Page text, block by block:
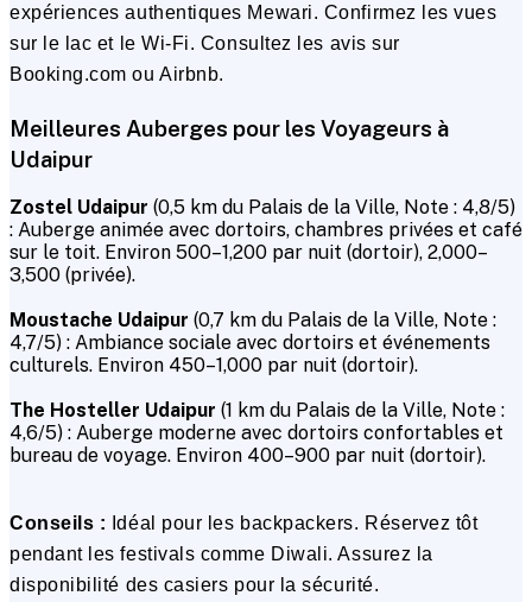
expériences authentiques Mewari. Confirmez les vues
sur le lac et le Wi-Fi. Consultez les avis sur
Booking.com ou Airbnb.
Meilleures Auberges pour les Voyageurs à
Udaipur
Zostel Udaipur (0,5 km du Palais de la Ville, Note : 4,8/5)
: Auberge animée avec dortoirs, chambres privées et café
sur le toit. Environ ₹500–₹1,200 par nuit (dortoir), ₹2,000–
₹3,500 (privée).
Moustache Udaipur (0,7 km du Palais de la Ville, Note :
4,7/5) : Ambiance sociale avec dortoirs et événements
culturels. Environ ₹450–₹1,000 par nuit (dortoir).
The Hosteller Udaipur (1 km du Palais de la Ville, Note :
4,6/5) : Auberge moderne avec dortoirs confortables et
bureau de voyage. Environ ₹400–₹900 par nuit (dortoir).
Conseils : Idéal pour les backpackers. Réservez tôt
pendant les festivals comme Diwali. Assurez la
disponibilité des casiers pour la sécurité.